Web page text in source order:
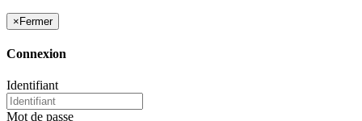
×Fermer
Connexion
Identifiant
Mot de passe